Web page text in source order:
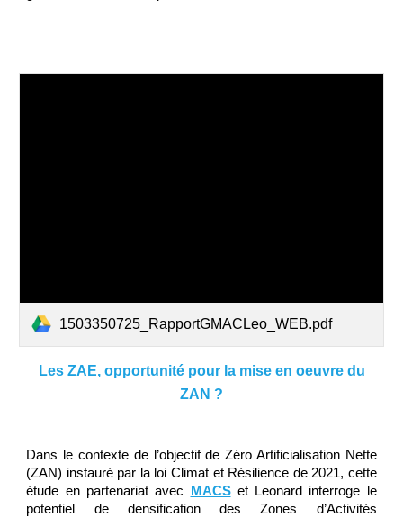
1503350725_RapportGMACLeo_WEB.pdf
Les ZAE, opportunité pour la mise en oeuvre du
ZAN ?
Dans le contexte de l’objectif de Zéro Artificialisation Nette
(ZAN) instauré par la loi Climat et Résilience de 2021, cette
étude en partenariat avec
MACSet Leonard interroge le
potentiel de densification des Zones d’Activités